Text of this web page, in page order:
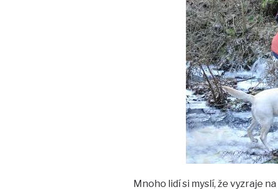
Mnoho lidí si myslí, že vyzraje na